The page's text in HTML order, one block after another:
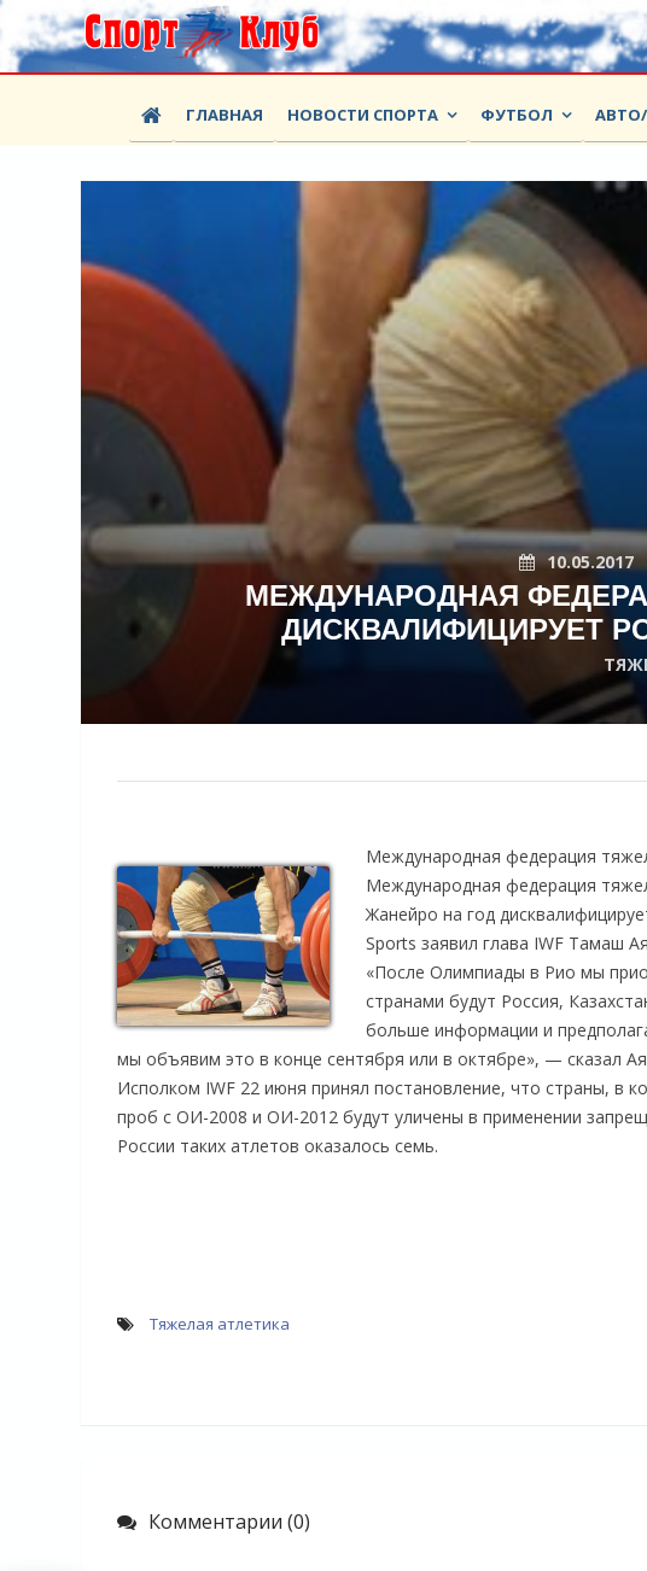
ГЛАВНАЯ НОВОСТИ СПОРТА ФУТБОЛ
10.05.2017
МЕЖДУНАРОДНАЯ
ДИСКВАЛИФИЦИРУЕТ
Международная федерация
Международная федерация
Жанейро на год
Sports заявил глава IWF Тамаш
«После Олимпиады в Рио мы
странами будут Россия,
больше информации и
мы объявим это в конце сентября или в октябре», — сказал
Исполком IWF 22 июня принял постановление, что страны, в
проб с ОИ-2008 и ОИ-2012 будут уличены в применении
России таких атлетов оказалось семь.
Тяжелая атлетика
Комментарии (0)